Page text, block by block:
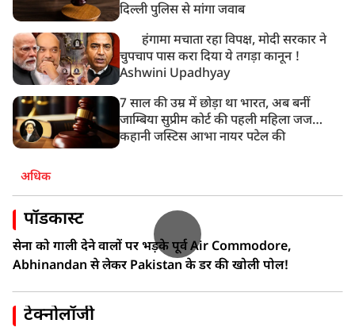
दिल्ली पुलिस से मांगा जवाब
हंगामा मचाता रहा विपक्ष, मोदी सरकार ने
चुपचाप पास करा दिया ये तगड़ा कानून !
Ashwini Upadhyay
7 साल की उम्र में छोड़ा था भारत, अब बनीं
जाम्बिया सुप्रीम कोर्ट की पहली महिला जज…
कहानी जस्टिस आभा नायर पटेल की
अधिक
पॉडकास्ट
सेना को गाली देने वालों पर भड़के पूर्व Air Commodore,
Abhinandan से लेकर Pakistan के डर की खोली पोल!
टेक्नोलॉजी